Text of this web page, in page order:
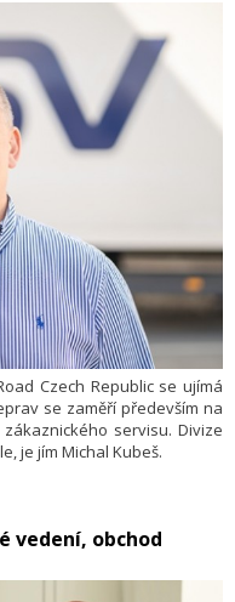
Czech Republic se ujímá
se zaměří především na
servisu. Divize
je jím Michal Kubeš.
vedení, obchod